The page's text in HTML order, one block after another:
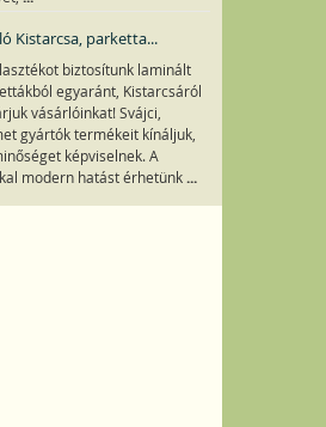
Kistarcsa, parketta...
biztosítunk laminált
egyaránt, Kistarcsáról
vásárlóinkat! Svájci,
gyártók termékeit kínáljuk,
képviselnek. A
modern hatást érhetünk...